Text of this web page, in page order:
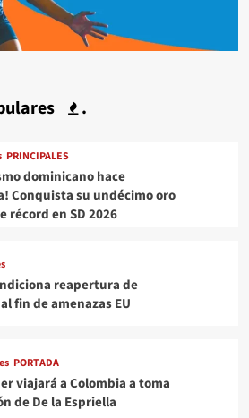
.
PRINCIPALES
dominicano hace
Conquista su undécimo oro
récord en SD 2026
reapertura de
fin de amenazas EU
PORTADA
viajará a Colombia a toma
de De la Espriella